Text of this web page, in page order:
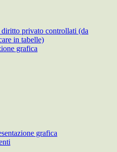
privato controllati (da
in tabelle)
grafica
grafica